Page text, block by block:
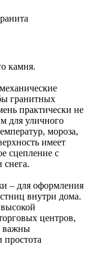
камня.
гранитных
практически не
для уличного
мороза,
имеет
сцепление с
– для оформления
внутри дома.
центров,
важны
простота